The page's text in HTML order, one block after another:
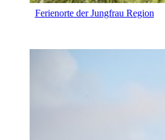
Ferienorte der Jungfrau Region